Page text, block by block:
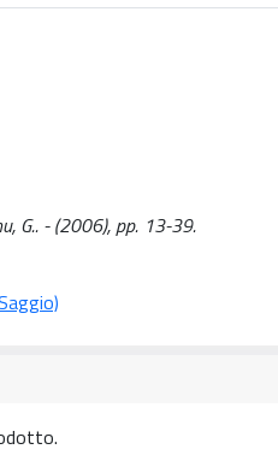
G.. - (2006), pp. 13-39.